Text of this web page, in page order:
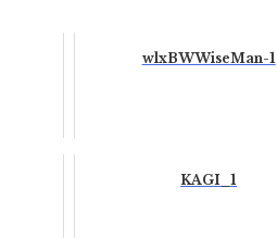
wlxBWWiseMan-1
KAGI_1